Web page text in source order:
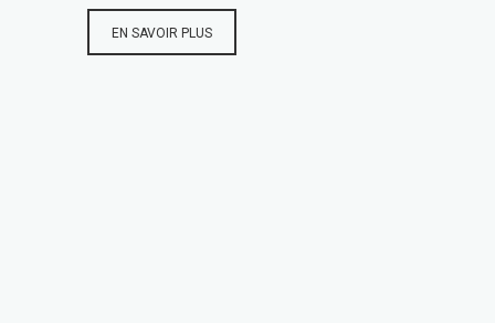
EN SAVOIR PLUS